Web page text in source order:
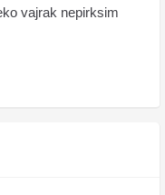
vajrak nepirksim